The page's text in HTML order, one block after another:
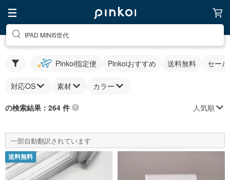
IPAD MINI5世代
Pinkoi指定便 Pinkoiおすすめ 送料無料 セー
対応OS 素材 カラー
の検索結果：264 件 人気順
一部自動翻訳されています
送料無料